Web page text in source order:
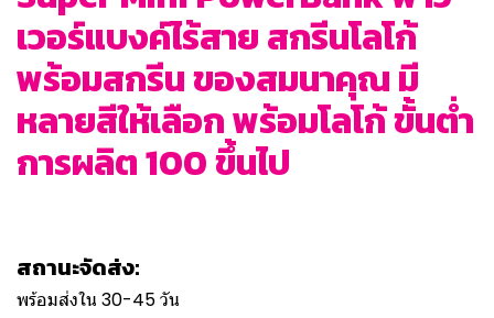
เวอร์แบงค์ไร้สาย สกรีนโลโก้
พร้อมสกรีน ของสมนาคุณ มี
หลายสีให้เลือก พร้อมโลโก้ ขั้นต่ำ
การผลิต 100 ขึ้นไป
สถานะจัดส่ง:
พร้อมส่งใน 30-45 วัน